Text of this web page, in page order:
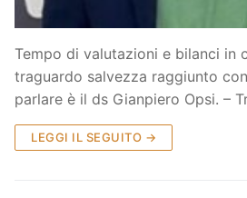
Tempo di valutazioni e bilanci in
traguardo salvezza raggiunto
parlare è il ds Gianpiero Opsi. –
LEGGI IL SEGUITO →